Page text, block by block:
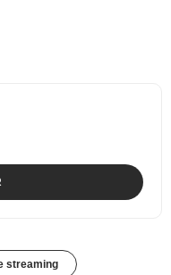
streaming